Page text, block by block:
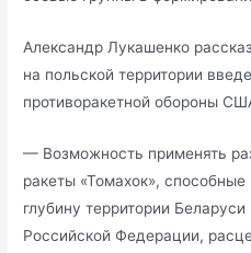
Александр Лукашенко
на польской территории
противоракетной обороны
— Возможность применять
ракеты «Томахок»,
глубину территории
Российской Федерации,